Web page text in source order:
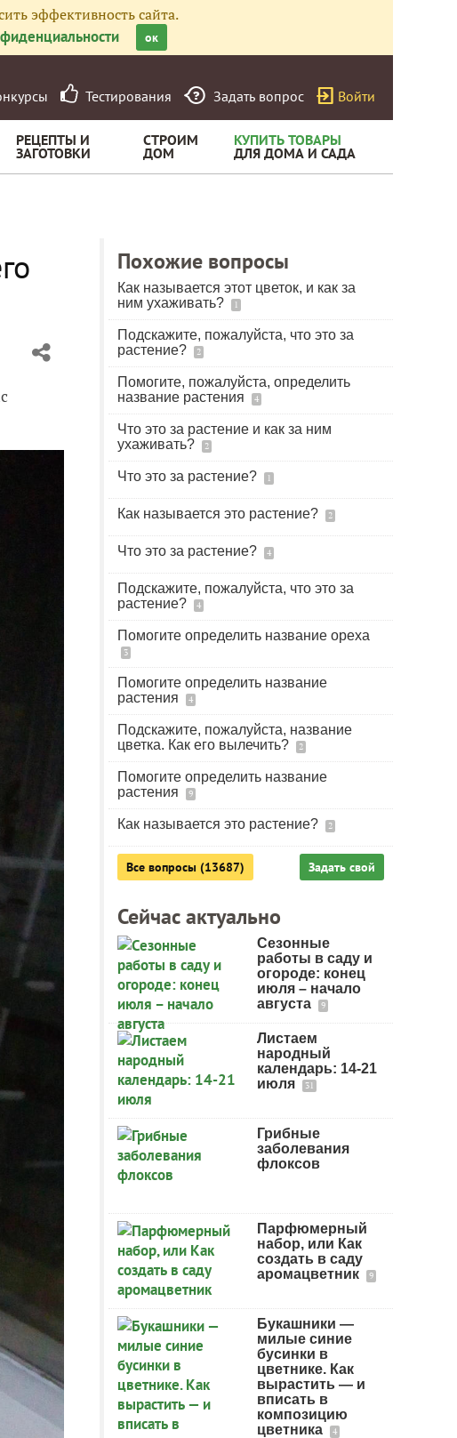
эффективность сайта.
ок
Тестирования Задать вопрос Войти
РЕЦЕПТЫ И
ЗАГОТОВКИ
СТРОИМ
ДОМ
КУПИТЬ ТОВАРЫ
ДЛЯ ДОМА И САДА
Похожие вопросы
Как называется этот цветок, и как за
ним ухаживать?
1
Подскажите, пожалуйста, что это за
растение?
2
Помогите, пожалуйста, определить
название растения
4
Что это за растение и как за ним
ухаживать?
2
Что это за растение? 1
Как называется это растение? 2
Что это за растение? 4
Подскажите, пожалуйста, что это за
растение?
4
Помогите определить название ореха
3
Помогите определить название
растения
4
Подскажите, пожалуйста, название
цветка. Как его вылечить?
2
Помогите определить название
растения
9
Как называется это растение? 2
Все вопросы (13687) Задать свой
Сейчас актуально
Сезонные
работы в саду и
огороде: конец
июля – начало
августа
9
Листаем
народный
календарь: 14-21
июля
31
Грибные
заболевания
флоксов
Парфюмерный
набор, или Как
создать в саду
аромацветник
9
Букашники —
милые синие
бусинки в
цветнике. Как
вырастить — и
вписать в
композицию
цветника
4